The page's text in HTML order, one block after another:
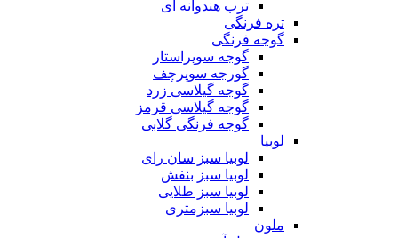
ترب هندوانه ای
تره فرنگی
گوجه فرنگی
گوجه سوپراستار
گورجه سوپرچف
گوجه گیلاسی زرد
گوجه گیلاسی قرمز
گوجه فرنگی گلابی
لوبیا
لوبیا سبز سان رای
لوبیا سبز بنفش
لوبیا سبز طلایی
لوبیا سبزمتری
ملون